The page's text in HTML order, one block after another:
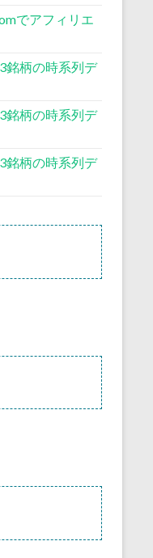
でアフィリエ
銘柄の時系列デ
銘柄の時系列デ
銘柄の時系列デ